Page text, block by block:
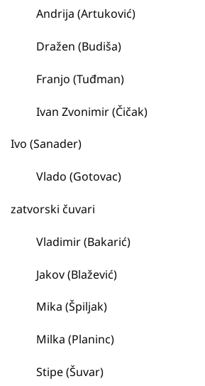
Andrija (Artuković)
Dražen (Budiša)
Franjo (Tuđman)
Ivan Zvonimir (Čičak)
Ivo (Sanader)
Vlado (Gotovac)
zatvorski čuvari
Vladimir (Bakarić)
Jakov (Blažević)
Mika (Špiljak)
Milka (Planinc)
Stipe (Šuvar)